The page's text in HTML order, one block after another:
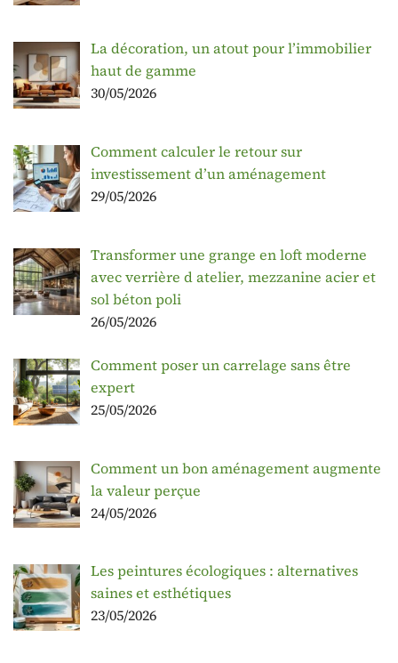
La décoration, un atout pour l’immobilier
haut de gamme
30/05/2026
Comment calculer le retour sur
investissement d’un aménagement
29/05/2026
Transformer une grange en loft moderne
avec verrière d atelier, mezzanine acier et
sol béton poli
26/05/2026
Comment poser un carrelage sans être
expert
25/05/2026
Comment un bon aménagement augmente
la valeur perçue
24/05/2026
Les peintures écologiques : alternatives
saines et esthétiques
23/05/2026